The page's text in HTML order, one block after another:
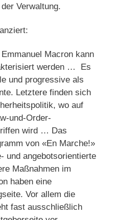
Verwaltung.
Macron kann
werden … Es
und progressive als
Letztere finden sich
wo auf
und-Order-
wird … Das
von «En Marche!»
angebotsorientierte
Maßnahmen im
haben eine
Vor allem die
fast ausschließlich